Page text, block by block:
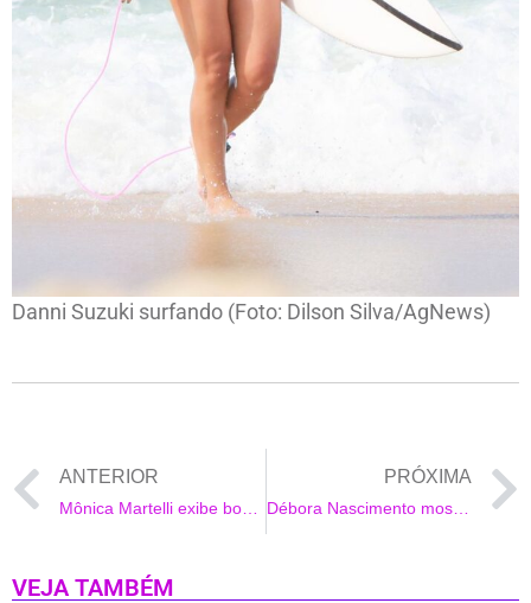
Danni Suzuki surfando (Foto: Dilson Silva/AgNews)
ANTERIOR PRÓXIMA
Débora Nascimento mostra equilíbrio em foto inusitada
VEJA TAMBÉM